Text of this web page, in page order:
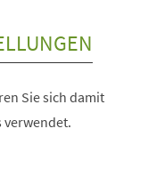
Sie sich damit
verwendet.